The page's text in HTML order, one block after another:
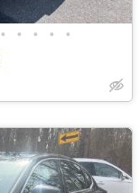
• • • • •